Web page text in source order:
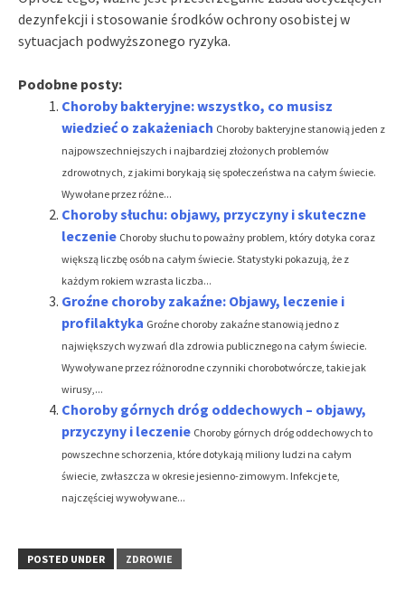
dezynfekcji i stosowanie środków ochrony osobistej w
sytuacjach podwyższonego ryzyka.
Podobne posty:
Choroby bakteryjne: wszystko, co musisz
wiedzieć o zakażeniach Choroby bakteryjne stanowią jeden z
najpowszechniejszych i najbardziej złożonych problemów
zdrowotnych, z jakimi borykają się społeczeństwa na całym świecie.
Wywołane przez różne...
Choroby słuchu: objawy, przyczyny i skuteczne
leczenie Choroby słuchu to poważny problem, który dotyka coraz
większą liczbę osób na całym świecie. Statystyki pokazują, że z
każdym rokiem wzrasta liczba...
Groźne choroby zakaźne: Objawy, leczenie i
profilaktyka Groźne choroby zakaźne stanowią jedno z
największych wyzwań dla zdrowia publicznego na całym świecie.
Wywoływane przez różnorodne czynniki chorobotwórcze, takie jak
wirusy,...
Choroby górnych dróg oddechowych – objawy,
przyczyny i leczenie Choroby górnych dróg oddechowych to
powszechne schorzenia, które dotykają miliony ludzi na całym
świecie, zwłaszcza w okresie jesienno-zimowym. Infekcje te,
najczęściej wywoływane...
POSTED UNDER ZDROWIE